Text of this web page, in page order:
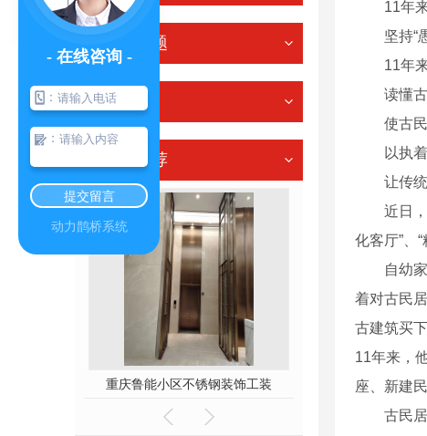
常见问题
其他
热门推荐
重庆鲁能小区不锈钢装饰工装 重庆焊接成品件
11年来
坚持“愚
11年来
读懂古
使古民
以执着
让传统
近日，
化客厅”、
自幼家贫
着对古民
古建筑买
11年来，
座、新建
古民居整
- 在线咨询 -
：
：
提交留言
动力鹊桥系统